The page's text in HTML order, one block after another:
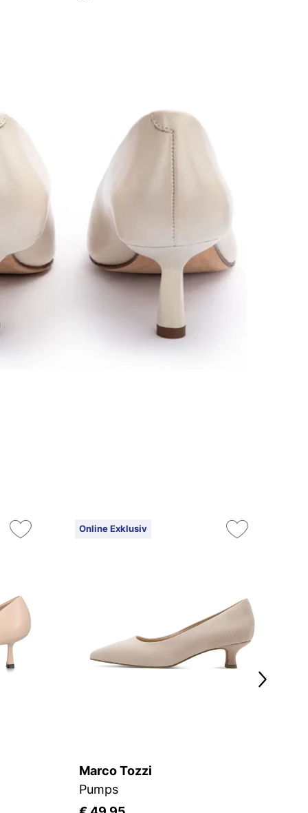
Online Exklusiv
Marco Tozzi
Pumps